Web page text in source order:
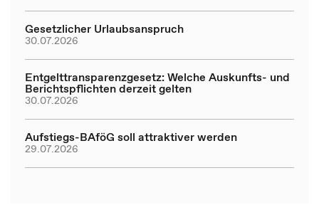
Gesetzlicher Urlaubsanspruch
30.07.2026
Entgelttransparenzgesetz: Welche Auskunfts- und
Berichtspflichten derzeit gelten
30.07.2026
Aufstiegs-BAföG soll attraktiver werden
29.07.2026